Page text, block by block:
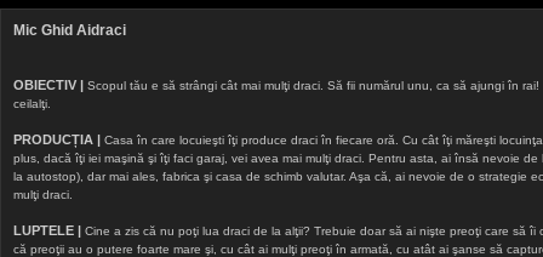
Mic Ghid Aidraci
OBIECTIV | Scopul tău e să strângi cât mai mulţi draci. Să fii numărul unu, ca să ajungi în
ceilalţi.
PRODUCȚIA | Casa în care locuieşti îţi produce draci în fiecare oră. Cu cât îţi măreşti
plus, dacă îţi iei maşină şi îţi faci garaj, vei avea mai mulţi draci. Pentru asta, ai însă nevoie
la autostop), dar mai ales, fabrica şi casa de schimb valutar. Aşa că, ai nevoie de o strategie
mulţi draci.
LUPTELE | Cine a zis că nu poţi lua draci de la alţii? Trebuie doar să ai nişte preoţi care să
că preoţii au o putere foarte mare şi, cu cât ai mulţi preoţi în armată, cu atât ai şanse să